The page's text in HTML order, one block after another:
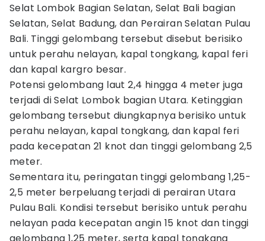
Selat Lombok Bagian Selatan, Selat Bali bagian
Selatan, Selat Badung, dan Perairan Selatan Pulau
Bali. Tinggi gelombang tersebut disebut berisiko
untuk perahu nelayan, kapal tongkang, kapal feri
dan kapal kargro besar.
Potensi gelombang laut 2,4 hingga 4 meter juga
terjadi di Selat Lombok bagian Utara. Ketinggian
gelombang tersebut diungkapnya berisiko untuk
perahu nelayan, kapal tongkang, dan kapal feri
pada kecepatan 21 knot dan tinggi gelombang 2,5
meter.
Sementara itu, peringatan tinggi gelombang 1,25-
2,5 meter berpeluang terjadi di perairan Utara
Pulau Bali. Kondisi tersebut berisiko untuk perahu
nelayan pada kecepatan angin 15 knot dan tinggi